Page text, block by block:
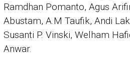
Ramdhan Pomanto, Agus
Abustam, A.M Taufik, Andi
Susanti P. Vinski, Welham
Anwar.